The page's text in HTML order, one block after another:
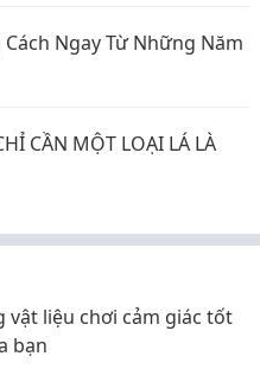
Ngay Từ Những Năm
CẦN MỘT LOẠI LÁ LÀ
vật liệu chơi cảm giác tốt
bạn